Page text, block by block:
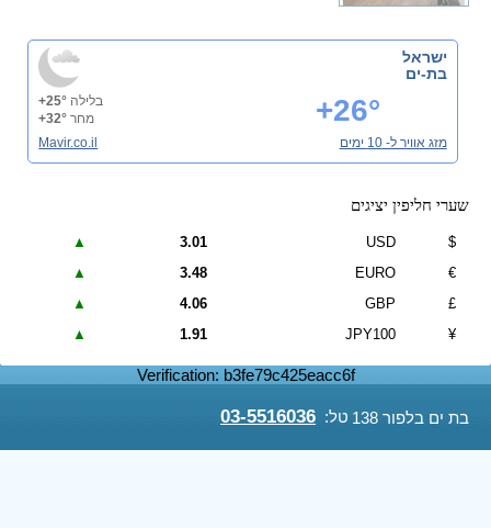
בת ים בלפור 138 טל: 03-5516036
ישראל
בת-ים
+26° בלילה +25°
מחר +32°
מזג אוויר ל- 10 ימים
Mavir.co.il
שערי חליפין יציגים
$
USD
3.01
▲
€
EURO
3.48
▲
£
GBP
4.06
▲
¥
JPY100
1.91
▲
Verification: b3fe79c425eacc6f